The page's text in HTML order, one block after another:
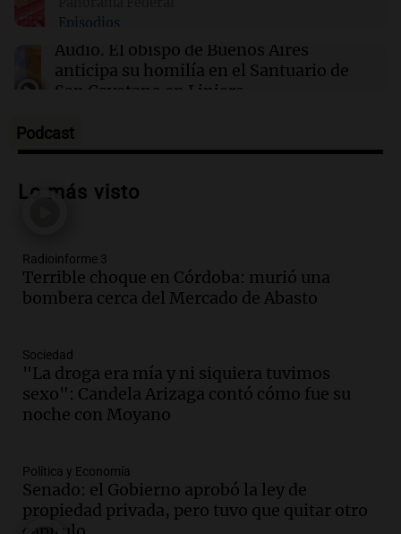
Episodios
Audio. El obispo de Buenos Aires
anticipa su homilía en el Santuario de
San Cayetano en Liniers
Episodios
Audio.Prisión preventiva para
en Santa Lucía, Tucumán
Audio.Aumento de tarifas de luz en
Tucumán afecta a hogares con subas de
hasta el 38% en agosto
Audio. El primer semestre de 2026
reporta menos víctimas fatales en
accidentes de tránsito en Mendoza
Audio.El gobierno de La Rioja lanzará
pago en chachos para empleados
públicos a partir del 17 de octubre
Podcast
Lo más visto
Radioinforme 3
Terrible choque en Córdoba: murió una
bombera cerca del Mercado de Abasto
Sociedad
"La droga era mía y ni siquiera tuvimos
sexo": Candela Arizaga contó cómo fue su
noche con Moyano
Política y Economía
Senado: el Gobierno aprobó la ley de
propiedad privada, pero tuvo que quitar otro